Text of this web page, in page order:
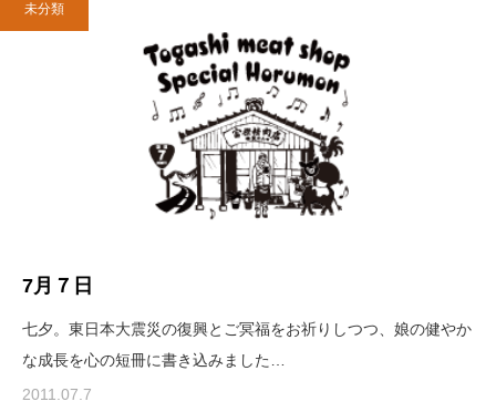
未分類
7月７日
七夕。東日本大震災の復興とご冥福をお祈りしつつ、娘の健やか
な成長を心の短冊に書き込みました…
2011.07.7